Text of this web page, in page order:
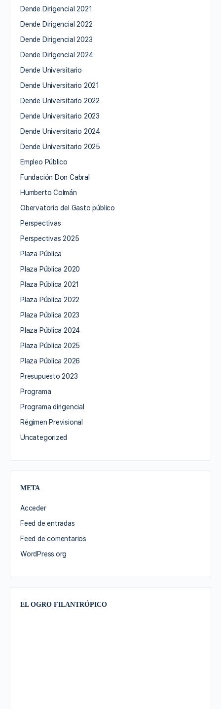
Dende Dirigencial 2021
Dende Dirigencial 2022
Dende Dirigencial 2023
Dende Dirigencial 2024
Dende Universitario
Dende Universitario 2021
Dende Universitario 2022
Dende Universitario 2023
Dende Universitario 2024
Dende Universitario 2025
Empleo Público
Fundación Don Cabral
Humberto Colmán
Obervatorio del Gasto público
Perspectivas
Perspectivas 2025
Plaza Pública
Plaza Pública 2020
Plaza Pública 2021
Plaza Pública 2022
Plaza Pública 2023
Plaza Pública 2024
Plaza Pública 2025
Plaza Pública 2026
Presupuesto 2023
Programa
Programa dirigencial
Régimen Previsional
Uncategorized
META
Acceder
Feed de entradas
Feed de comentarios
WordPress.org
EL OGRO FILANTRÓPICO